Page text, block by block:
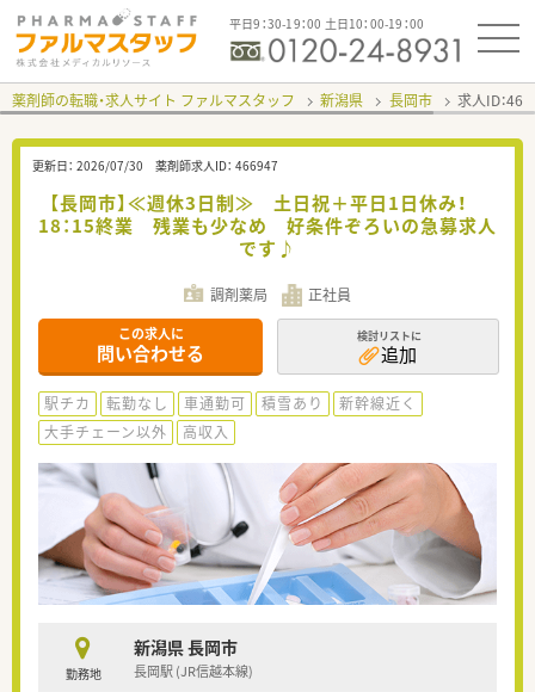
平日9：30-19：00 土日10：00-19：00
薬剤師の転職・求人サイト ファルマスタッフ 新潟県 長岡市 求人ID：
更新日： 2026/07/30 薬剤師求人ID： 466947
【長岡市】≪週休3日制≫ 土日祝＋平日1日休み！
18：15終業 残業も少なめ 好条件ぞろいの急募求人
です♪
調剤薬局 正社員
この求人に
問い合わせる
検討リストに
追加
駅チカ 転勤なし 車通勤可 積雪あり
新幹線近く
大手チェーン以外
高収入
勤務地
新潟県 長岡市
長岡駅 (JR信越本線)